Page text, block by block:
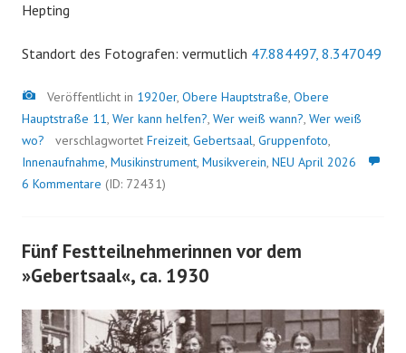
Hepting
Standort des Fotografen: vermutlich 47.884497, 8.347049
Bild
Veröffentlicht in 1920er, Obere Hauptstraße, Obere
Hauptstraße 11, Wer kann helfen?, Wer weiß wann?, Wer weiß
wo?
verschlagwortet Freizeit, Gebertsaal, Gruppenfoto,
Innenaufnahme, Musikinstrument, Musikverein, NEU April 2026
6 Kommentare (ID: 72431)
Fünf Festteilnehmerinnen vor dem
»Gebertsaal«, ca. 1930